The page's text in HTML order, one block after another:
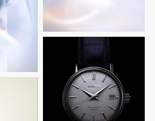
SEIKO